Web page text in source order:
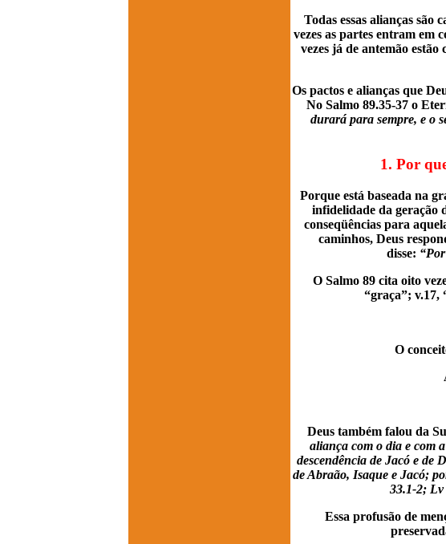
Todas essas alianças são
vezes as partes entram em
vezes já de antemão
Os pactos e alianças que
No Salmo 89.35-37 o
durará para sempre, e o
1. Por
Porque está baseada na
infidelidade da geração
conseqüências para
caminhos, Deus
disse:
O Salmo 89 cita oito
“graça”; v.17,
O
Deus também falou da
aliança com o dia e com
descendência de Jacó e de
de Abraão, Isaque e Jacó;
33.1-2; Lv
Essa profusão de